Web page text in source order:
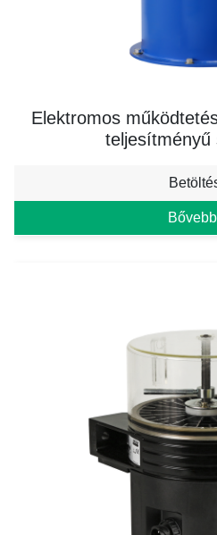
Elektromos
teljesítményű